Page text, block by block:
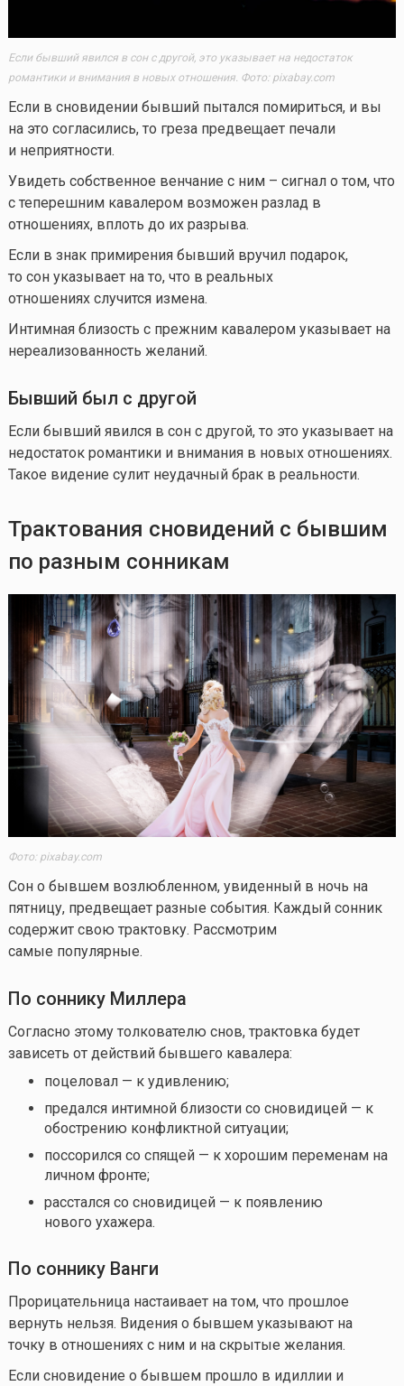
Если бывший явился в сон с другой, это указывает на недостаток
романтики и внимания в новых отношения. Фото: pixabay.com
Если в сновидении бывший пытался помириться, и вы
на это согласились, то греза предвещает печали
и неприятности.
Увидеть собственное венчание с ним – сигнал о том, что
с теперешним кавалером возможен разлад в
отношениях, вплоть до их разрыва.
Если в знак примирения бывший вручил подарок,
то сон указывает на то, что в реальных
отношениях случится измена.
Интимная близость с прежним кавалером указывает на
нереализованность желаний.
Бывший был с другой
Если бывший явился в сон с другой, то это указывает на
недостаток романтики и внимания в новых отношениях.
Такое видение сулит неудачный брак в реальности.
Трактования сновидений с бывшим
по разным сонникам
Фото: pixabay.com
Сон о бывшем возлюбленном, увиденный в ночь на
пятницу, предвещает разные события. Каждый сонник
содержит свою трактовку. Рассмотрим
самые популярные.
По соннику Миллера
Согласно этому толкователю снов, трактовка будет
зависеть от действий бывшего кавалера:
поцеловал — к удивлению;
предался интимной близости со сновидицей — к
обострению конфликтной ситуации;
поссорился со спящей — к хорошим переменам на
личном фронте;
расстался со сновидицей — к появлению
нового ухажера.
По соннику Ванги
Прорицательница настаивает на том, что прошлое
вернуть нельзя. Видения о бывшем указывают на
точку в отношениях с ним и на скрытые желания.
Если сновидение о бывшем прошло в идиллии и